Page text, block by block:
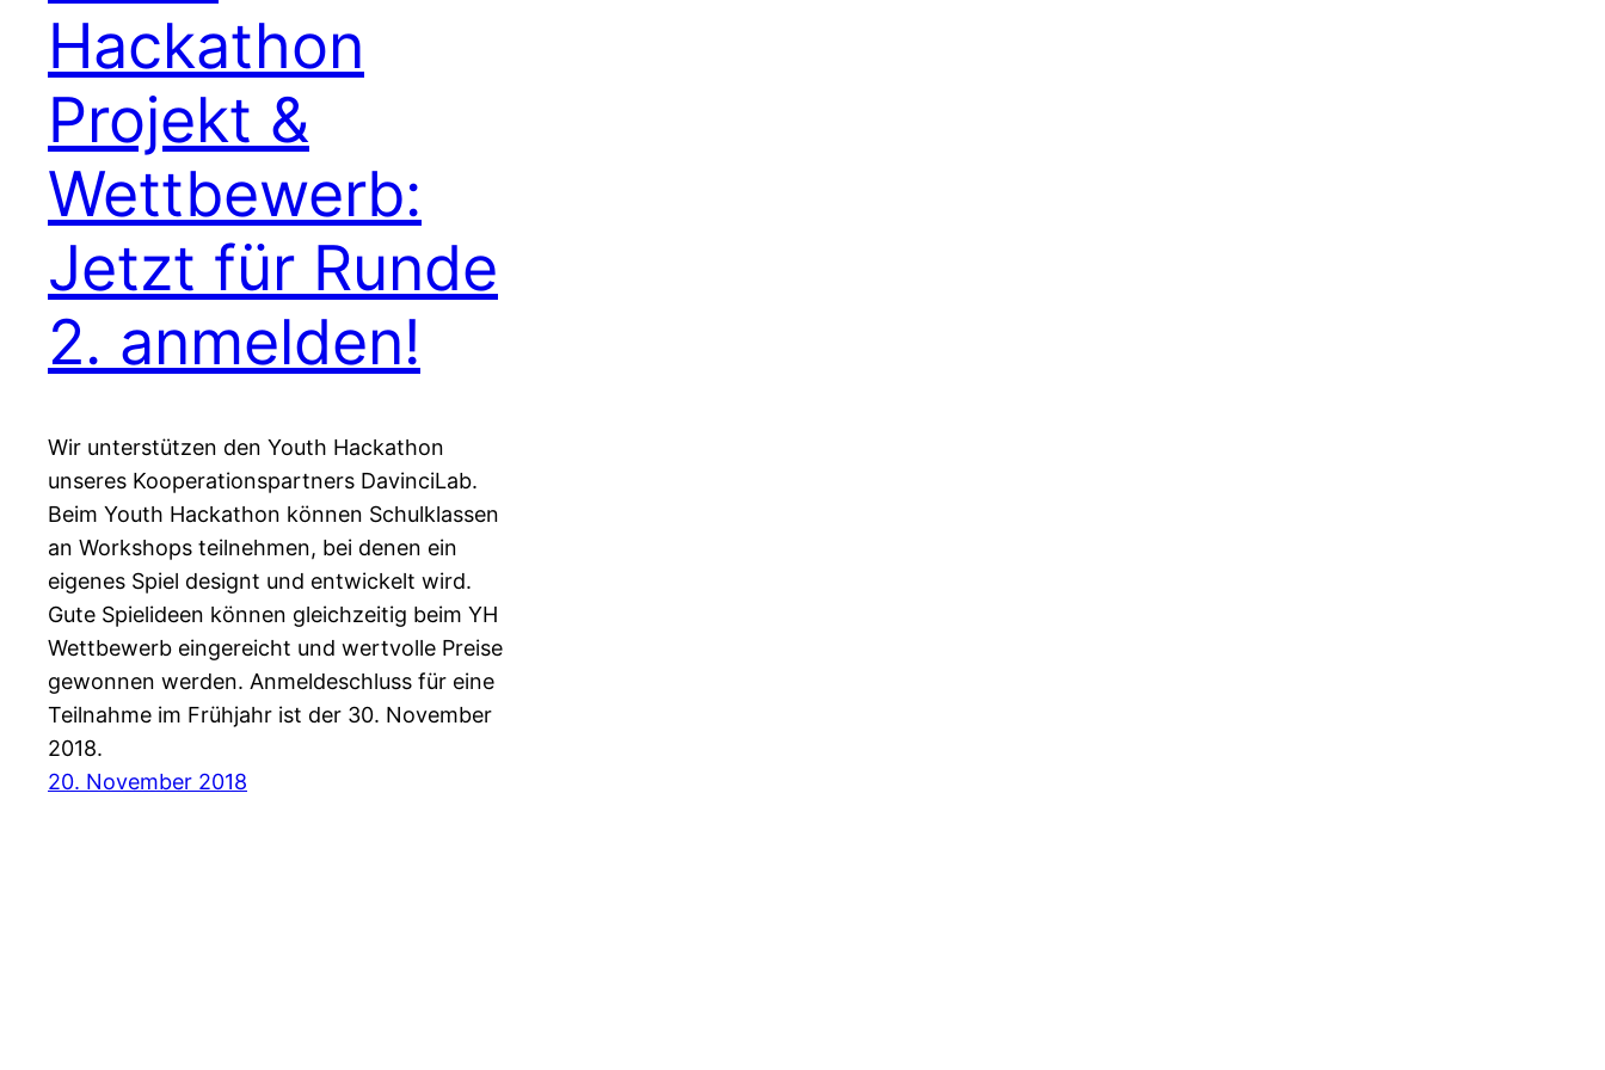
Hackathon
Projekt &
Wettbewerb:
Jetzt für Runde
2. anmelden!
Wir unterstützen den Youth Hackathon
unseres Kooperationspartners DavinciLab.
Beim Youth Hackathon können Schulklassen
an Workshops teilnehmen, bei denen ein
eigenes Spiel designt und entwickelt wird.
Gute Spielideen können gleichzeitig beim YH
Wettbewerb eingereicht und wertvolle Preise
gewonnen werden. Anmeldeschluss für eine
Teilnahme im Frühjahr ist der 30. November
2018.
20. November 2018